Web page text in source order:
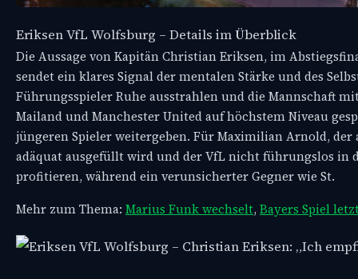
Eriksen VfL Wolfsburg – Details im Überblick
Die Aussage von Kapitän Christian Eriksen, im
sendet ein klares Signal der mentalen Stärke und des
Führungsspieler Ruhe ausstrahlen und die Mannschaft
Mailand und Manchester United auf höchstem Niveau
jüngeren Spieler weitergeben. Für Maximilian Arnold,
adäquat ausgefüllt wird und der VfL nicht führungslos in
profitieren, während ein verunsicherter Gegner wie St.
Mehr zum Thema: Marius Funk wechselt, Bayers Spiel